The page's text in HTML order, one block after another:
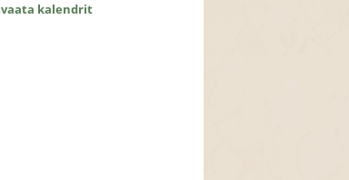
vaata kalendrit